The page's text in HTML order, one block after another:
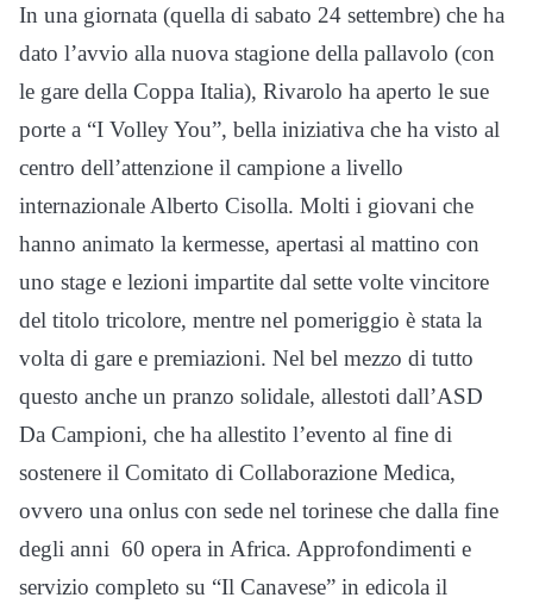
In una giornata (quella di sabato 24 settembre) che ha
dato l’avvio alla nuova stagione della pallavolo (con
le gare della Coppa Italia), Rivarolo ha aperto le sue
porte a “I Volley You”, bella iniziativa che ha visto al
centro dell’attenzione il campione a livello
internazionale Alberto Cisolla. Molti i giovani che
hanno animato la kermesse, apertasi al mattino con
uno stage e lezioni impartite dal sette volte vincitore
del titolo tricolore, mentre nel pomeriggio è stata la
volta di gare e premiazioni. Nel bel mezzo di tutto
questo anche un pranzo solidale, allestoti dall’ASD
Da Campioni, che ha allestito l’evento al fine di
sostenere il Comitato di Collaborazione Medica,
ovvero una onlus con sede nel torinese che dalla fine
degli anni 60 opera in Africa. Approfondimenti e
servizio completo su “Il Canavese” in edicola il